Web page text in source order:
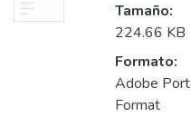
Tamaño:
224.66 KB
Formato:
Adobe
Format